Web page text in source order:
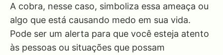
A cobra, nesse caso, simboliza essa ameaça ou
algo que está causando medo em sua vida.
Pode ser um alerta para que você esteja atento
às pessoas ou situações que possam